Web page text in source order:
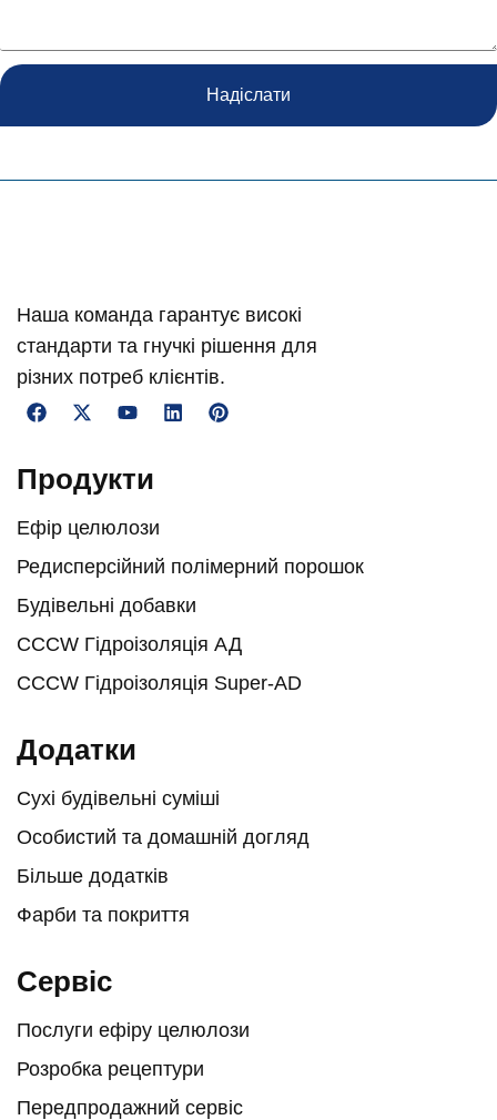
Надіслати
Наша команда гарантує високі
стандарти та гнучкі рішення для
різних потреб клієнтів.
Продукти
Ефір целюлози
Редисперсійний полімерний порошок
Будівельні добавки
CCCW Гідроізоляція АД
CCCW Гідроізоляція Super-AD
Додатки
Сухі будівельні суміші
Особистий та домашній догляд
Більше додатків
Фарби та покриття
Сервіс
Послуги ефіру целюлози
Розробка рецептури
Передпродажний сервіс